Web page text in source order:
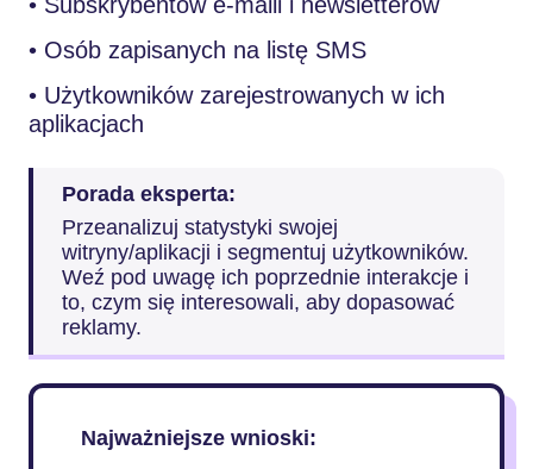
• Osób zapisanych na listę SMS
• Użytkowników zarejestrowanych w ich
aplikacjach
Porada eksperta:
Przeanalizuj statystyki swojej
witryny/aplikacji i segmentuj użytkowników.
Weź pod uwagę ich poprzednie interakcje i
to, czym się interesowali, aby dopasować
reklamy.
Najważniejsze wnioski: